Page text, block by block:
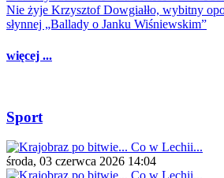
Nie żyje Krzysztof Dowgiałło, wybitny
słynnej „Ballady o Janku Wiśniewskim”
więcej ...
Sport
środa, 03 czerwca 2026 14:04